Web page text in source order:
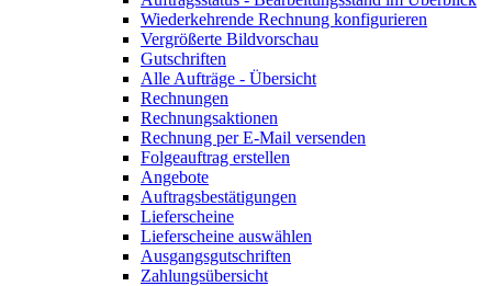
Wiederkehrende Rechnung konfigurieren
Vergrößerte Bildvorschau
Gutschriften
Alle Aufträge - Übersicht
Rechnungen
Rechnungsaktionen
Rechnung per E-Mail versenden
Folgeauftrag erstellen
Angebote
Auftragsbestätigungen
Lieferscheine
Lieferscheine auswählen
Ausgangsgutschriften
Zahlungsübersicht